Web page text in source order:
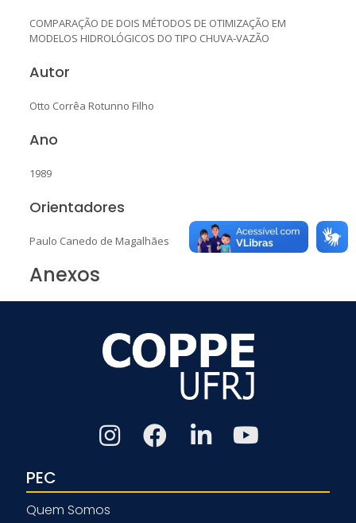
COMPARAÇÃO DE DOIS MÉTODOS DE OTIMIZAÇÃO EM
MODELOS HIDROLÓGICOS DO TIPO CHUVA-VAZÃO
Autor
Otto Corrêa Rotunno Filho
Ano
1989
Orientadores
Paulo Canedo de Magalhães
Anexos
PEC
Quem Somos